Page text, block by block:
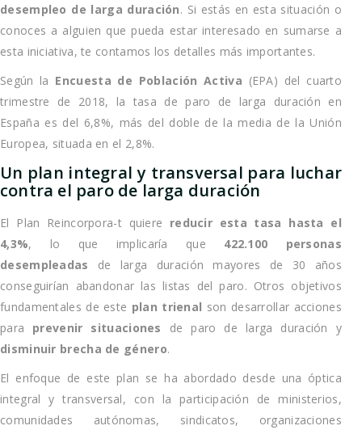
desempleo de larga duración. Si estás en esta situación o
conoces a alguien que pueda estar interesado en sumarse a
esta iniciativa, te contamos los detalles más importantes.
Según la Encuesta de Población Activa (EPA) del cuarto
trimestre de 2018, la tasa de paro de larga duración en
España es del 6,8%, más del doble de la media de la Unión
Europea, situada en el 2,8%.
Un plan integral y transversal para luchar
contra el paro de larga duración
El Plan Reincorpora-t quiere reducir esta tasa hasta el
4,3%, lo que implicaría que 422.100 personas
desempleadas de larga duración mayores de 30 años
conseguirían abandonar las listas del paro. Otros objetivos
fundamentales de este plan trienal son desarrollar acciones
para prevenir situaciones de paro de larga duración y
disminuir brecha de género.
El enfoque de este plan se ha abordado desde una óptica
integral y transversal, con la participación de ministerios,
comunidades autónomas, sindicatos, organizaciones